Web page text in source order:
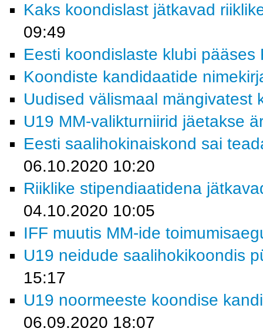
Kaks koondislast jätkavad
09:49
Eesti koondislaste klubi pääses
Koondiste kandidaatide
Uudised välismaal mängivatest
U19 MM-valikturniirid jäetakse
Eesti saalihokinaiskond sai
06.10.2020 10:20
Riiklike stipendiaatidena
04.10.2020 10:05
IFF muutis MM-ide
U19 neidude saalihokikoondis
15:17
U19 noormeeste koondise
06.09.2020 18:07